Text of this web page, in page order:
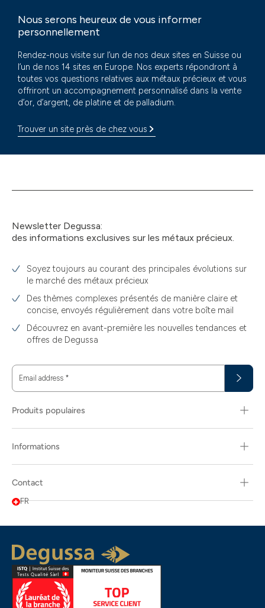
Nous serons heureux de vous informer
personnellement
Rendez-nous visite sur l’un de nos deux sites en Suisse ou
l’un de nos 14 sites en Europe. Nos experts répondront à
toutes vos questions relatives aux métaux précieux et vous
offriront un accompagnement personnalisé dans la vente
d’or, d’argent, de platine et de palladium.
Trouver un site près de chez vous
Newsletter Degussa:
des informations exclusives sur les métaux précieux.
Soyez toujours au courant des principales évolutions sur
le marché des métaux précieux
Des thèmes complexes présentés de manière claire et
concise, envoyés régulièrement dans votre boîte mail
Découvrez en avant-première les nouvelles tendances et
offres de Degussa
Email address *
Produits populaires
Informations
Contact
FR